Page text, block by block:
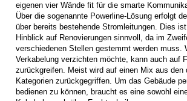
eigenen vier Wände fit für die smarte
Über die sogenannte Powerline-Lösung erfolgt
über bereits bestehende Stromleitungen. Dies
Hinblick auf Renovierungen sinnvoll, da im
verschiedenen Stellen gestemmt werden muss.
Verkabelung verzichten möchte, kann auch auf
zurückgreifen. Meist wird auf einen Mix aus den
Kategorien zurückgegriffen. Um das Gebäude
bedienen zu können, braucht es eine sowohl